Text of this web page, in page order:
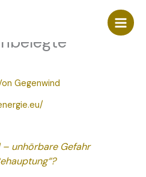
– unhörbare
Gegenwind
– unhörbare Gefahr